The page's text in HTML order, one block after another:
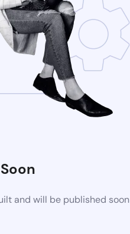
and will be published soon